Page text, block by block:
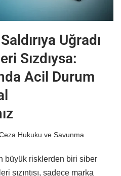
Uğradı
Sızdıysa:
Acil Durum
Hukuku ve Savunma
büyük risklerden biri siber
sızıntısı, sadece marka